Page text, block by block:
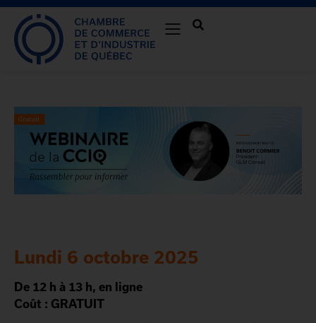
Lundi 6 octobre 2025
De 12 h à 13 h, en ligne
Coût : GRATUIT